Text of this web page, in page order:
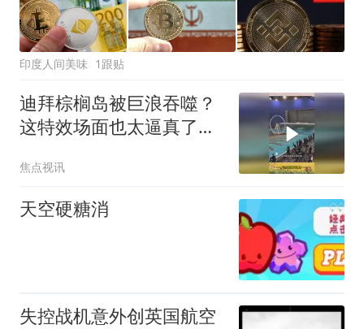
印度人间美味 1跟贴
迪拜棕榈岛被巨浪吞噬？
这特效场面也太逼真了
焦点视讯
天空硬糖消
失控战机意外创英国航空